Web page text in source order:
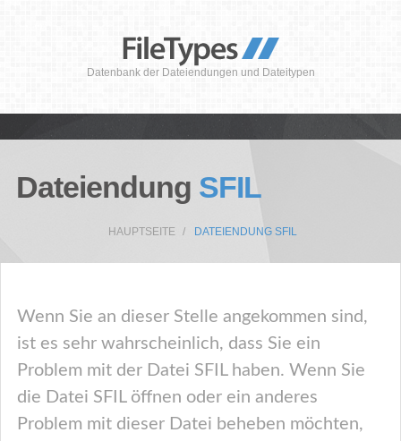
Datenbank der Dateiendungen und Dateitypen
Dateiendung SFIL
HAUPTSEITE DATEIENDUNG SFIL
Wenn Sie an dieser Stelle angekommen sind,
ist es sehr wahrscheinlich, dass Sie ein
Problem mit der Datei SFIL haben. Wenn Sie
die Datei SFIL öffnen oder ein anderes
Problem mit dieser Datei beheben möchten,